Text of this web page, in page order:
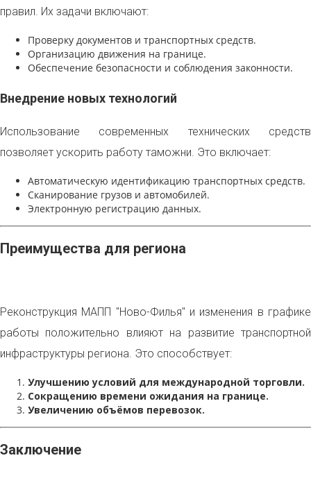
правил. Их задачи включают:
Проверку документов и транспортных средств.
Организацию движения на границе.
Обеспечение безопасности и соблюдения законности.
Внедрение новых технологий
Использование современных технических средств
позволяет ускорить работу таможни. Это включает:
Автоматическую идентификацию транспортных средств.
Сканирование грузов и автомобилей.
Электронную регистрацию данных.
Преимущества для региона
Реконструкция МАПП "Ново-Филья" и изменения в графике
работы положительно влияют на развитие транспортной
инфраструктуры региона. Это способствует:
Улучшению условий для международной торговли.
Сокращению времени ожидания на границе.
Увеличению объёмов перевозок.
Заключение